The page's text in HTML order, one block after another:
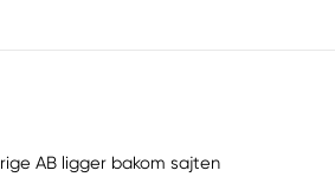
AB ligger bakom sajten